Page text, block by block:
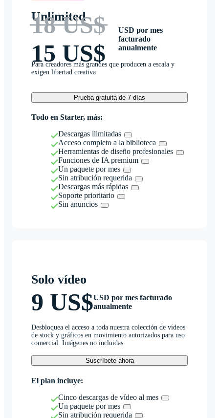
Unlimited
18 US$
15 US$
USD por mes
facturado
anualmente
Para creadores más grandes que producen a escala y
exigen libertad creativa
Prueba gratuita de 7 días
Todo en Starter, más:
Descargas ilimitadas
Acceso completo a la biblioteca
Herramientas de diseño profesionales
Funciones de IA premium
Un paquete por mes
Sin atribución requerida
Descargas más rápidas
Soporte prioritario
Sin anuncios
Solo vídeo
9 US$USD por mes facturado
anualmente
Desbloquea el acceso a toda nuestra colección de vídeos
de stock y gráficos en movimiento autorizados para uso
comercial. Imágenes no incluidas.
Suscríbete ahora
El plan incluye:
Cinco descargas de vídeo al mes
Un paquete por mes
Sin atribución requerida